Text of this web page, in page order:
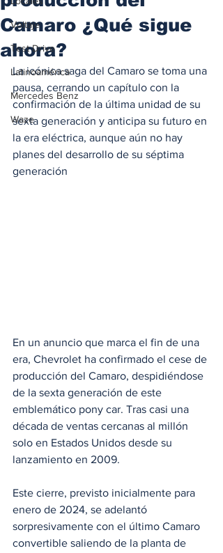
Voltaje
Test Drive
Latinoamérica
Mercedes Benz
Waze
Camaro ¿Qué sigue
ahora?
La icónica saga del Camaro se toma una
pausa, cerrando un capítulo con la
confirmación de la última unidad de su
sexta generación y anticipa su futuro en
la era eléctrica, aunque aún no hay
planes del desarrollo de su séptima
generación
En un anuncio que marca el fin de una
era, Chevrolet ha confirmado el cese de
producción del Camaro, despidiéndose
de la sexta generación de este
emblemático pony car. Tras casi una
década de ventas cercanas al millón
solo en Estados Unidos desde su
lanzamiento en 2009.
Este cierre, previsto inicialmente para
enero de 2024, se adelantó
sorpresivamente con el último Camaro
convertible saliendo de la planta de